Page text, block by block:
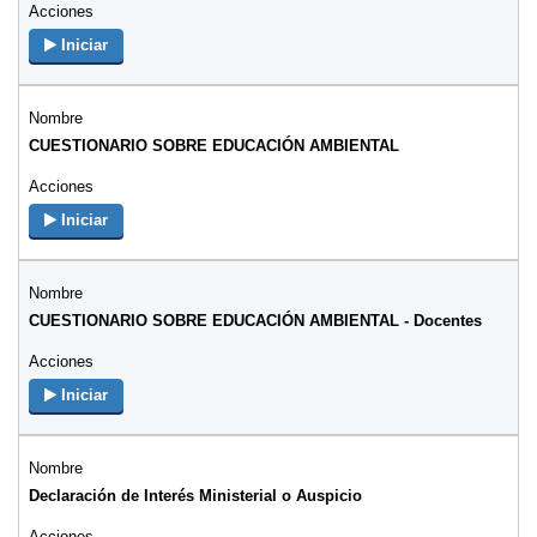
Iniciar
CUESTIONARIO SOBRE EDUCACIÓN AMBIENTAL
Iniciar
CUESTIONARIO SOBRE EDUCACIÓN AMBIENTAL - Docentes
Iniciar
Declaración de Interés Ministerial o Auspicio